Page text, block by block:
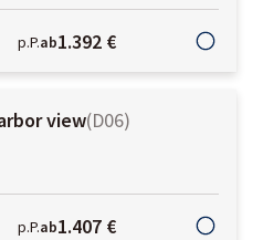
p.P.ab1.392 €
view(D06)
p.P.ab1.407 €